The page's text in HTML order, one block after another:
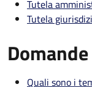
Tutela
Tutela
Quali sono i